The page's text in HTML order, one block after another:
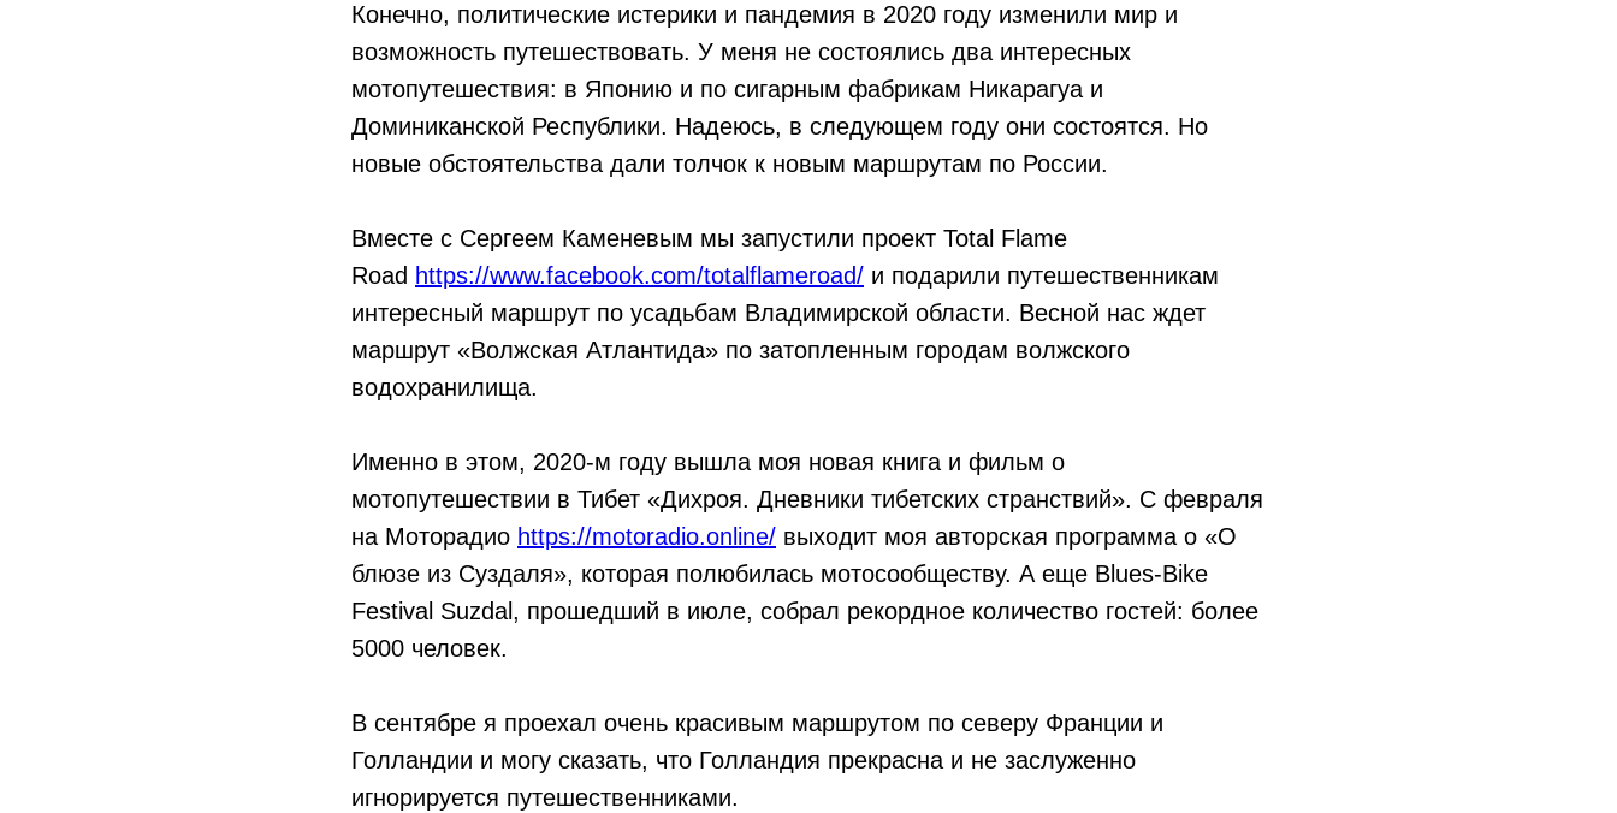
Конечно, политические истерики и пандемия в 2020 году изменили мир и
возможность путешествовать. У меня не состоялись два интересных
мотопутешествия: в Японию и по сигарным фабрикам Никарагуа и
Доминиканской Республики. Надеюсь, в следующем году они состоятся. Но
новые обстоятельства дали толчок к новым маршрутам по России.
Вместе с Сергеем Каменевым мы запустили проект Total Flame
Road https://www.facebook.com/totalflameroad/ и подарили путешественникам
интересный маршрут по усадьбам Владимирской области. Весной нас ждет
маршрут «Волжская Атлантида» по затопленным городам волжского
водохранилища.
Именно в этом, 2020-м году вышла моя новая книга и фильм о
мотопутешествии в Тибет «Дихроя. Дневники тибетских странствий». С февраля
на Моторадио https://motoradio.online/ выходит моя авторская программа о «О
блюзе из Суздаля», которая полюбилась мотосообществу. А еще Blues-Bike
Festival Suzdal, прошедший в июле, собрал рекордное количество гостей: более
5000 человек.
В сентябре я проехал очень красивым маршрутом по северу Франции и
Голландии и могу сказать, что Голландия прекрасна и не заслуженно
игнорируется путешественниками.